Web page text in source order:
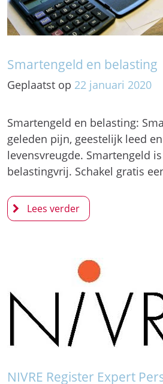
Smartengeld en belasting
Geplaatst op 22 januari 2020
Smartengeld en belasting:
geleden pijn, geestelijk leed
levensvreugde. Smartengeld
belastingvrij. Schakel gratis
NIVRE Register Expert